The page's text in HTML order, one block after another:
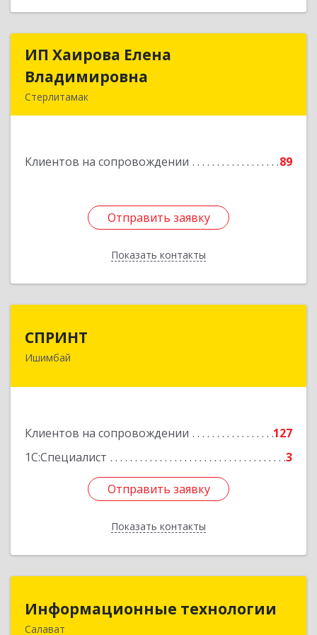
ИП Хаирова Елена
Владимировна
Стерлитамак
Клиентов на сопровождении 89
Отправить заявку
Показать контакты
ИП Хаирова Елена
Отправить заявку
Назад
СПРИНТ
Ишимбай
Клиентов на сопровождении
127
1С:Специалист
3
Отправить заявку
Показать контакты
453201, Башкортостан Респ, Ишимбайский р-н,
Отправить заявку
Назад
Информационные технологии
Салават
Информационные технологии